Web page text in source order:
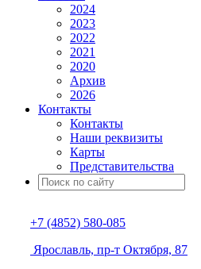
2024
2023
2022
2021
2020
Архив
2026
Контакты
Контакты
Наши реквизиты
Карты
Представительства
+7 (4852) 580-085
Ярославль, пр-т Октября, 87